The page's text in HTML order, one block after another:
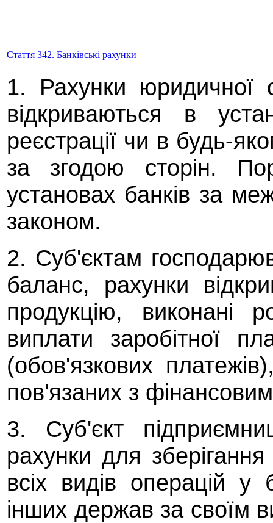
Стаття 342. Банківські рахунки
1. Рахунки юридичної
відкриваються в
реєстрації чи в будь-
за згодою сторін.
установах банків за
законом.
2. Суб'єктам
баланс, рахунки
продукцію, виконані
виплати заробітної
(обов'язкових
пов'язаних з
3. Суб'єкт
рахунки для
всіх видів операцій у
інших держав за своїм